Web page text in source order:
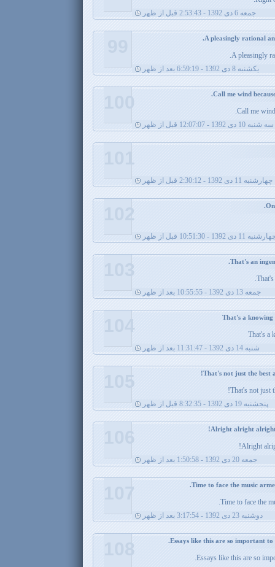
جمعه 6 دی 1392 - 2:53:43 قبل از ظهر
A pleasingly
يکشنبه 8 دی 1392 - 6:59:19 بعد از ظهر
Call me
سه شنبه 10 دی 1392 - 12:07:07 قبل از ظهر
100
چهارشنبه 11 دی 1392 - 2:30:12 قبل از ظهر
101
11 دی 1392 - 10:51:30 قبل از ظهر
102
جمعه 13 دی 1392 - 10:55:55 بعد از ظهر
103
That's a
شنبه 14 دی 1392 - 11:31:47 بعد از ظهر
104
That's not just
پنجشنبه 19 دی 1392 - 8:32:35 قبل از ظهر
105
Alright
جمعه 20 دی 1392 - 1:50:58 بعد از ظهر
106
Time to face the
دوشنبه 23 دی 1392 - 3:17:54 بعد از ظهر
107
Essays like this are so
108